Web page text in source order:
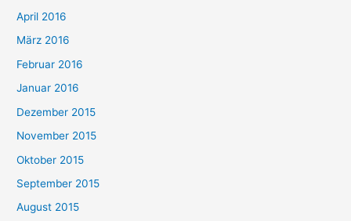
April 2016
März 2016
Februar 2016
Januar 2016
Dezember 2015
November 2015
Oktober 2015
September 2015
August 2015